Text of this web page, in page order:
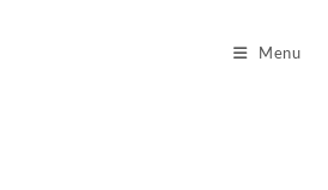
Menu